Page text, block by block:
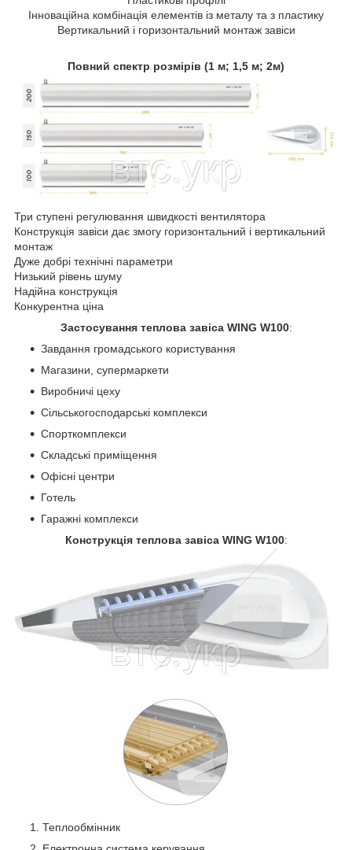
Інноваційна комбінація елементів із металу та з пластику
Вертикальний і горизонтальний монтаж завіси
Повний спектр розмірів (1 м; 1,5 м; 2м)
Три ступені регулювання швидкості вентилятора
Конструкція завіси дає змогу горизонтальний і вертикальний
монтаж
Дуже добрі технічні параметри
Низький рівень шуму
Надійна конструкція
Конкурентна ціна
Застосування теплова завіса WING W100:
Завдання громадського користування
Магазини, супермаркети
Виробничі цеху
Сільськогосподарські комплекси
Спорткомплекси
Складські приміщення
Офісні центри
Готель
Гаражні комплекси
Конструкція теплова завіса WING W100:
Теплообмінник